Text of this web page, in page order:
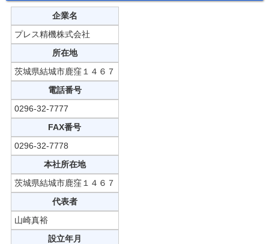
企業名
プレス精機株式会社
所在地
茨城県結城市鹿窪１４６７
電話番号
0296-32-7777
FAX番号
0296-32-7778
本社所在地
茨城県結城市鹿窪１４６７
代表者
山崎真裕
設立年月